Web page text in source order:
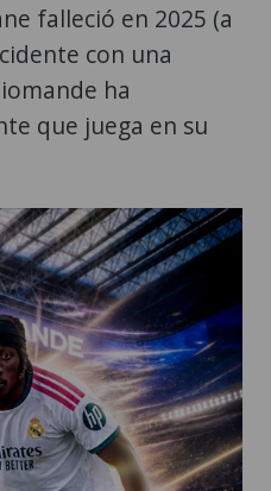
falleció en 2025 (a
con una
ha
que juega en su